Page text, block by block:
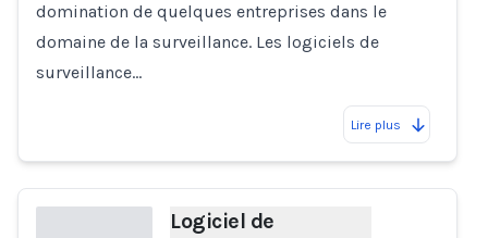
domination de quelques entreprises dans le
domaine de la surveillance. Les logiciels de
surveillance…
Lire plus
Logiciel de